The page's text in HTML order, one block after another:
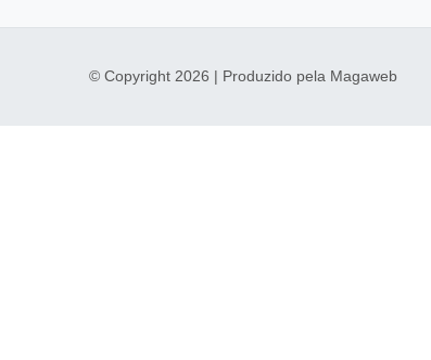
© Copyright 2026 | Produzido pela Magaweb